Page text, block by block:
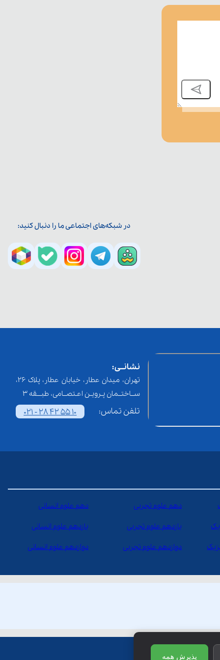
در شبکه‌های اجتماعی ما را دنبال کنید:
نشانــی:
تهران، میدان عطار، خیابان عطار، پلاک 26،
ســاختــمان پـرویـن اعـتصــامی، طبـــقه 3
تلفن تماس: 021 - 28 42 55 10
دهم علوم تجربی دهم علوم انسانی
یازدهم علوم تجربی یازدهم علوم انسانی
دوازدهم علوم تجربی دوازدهم علوم انسانی
پذیرش همه